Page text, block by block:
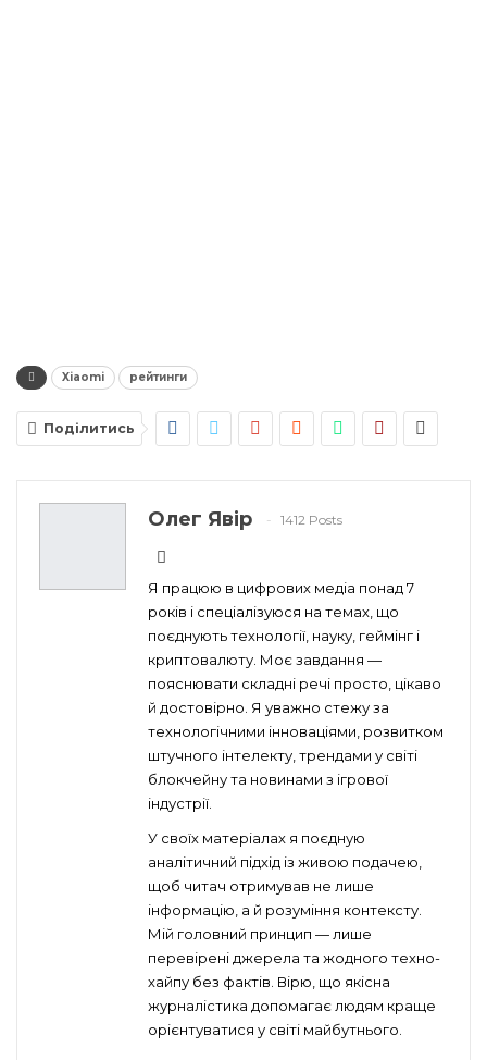
Xiaomi рейтинги
Поділитись
Олег Явір 1412 Posts
Я працюю в цифрових медіа понад 7
років і спеціалізуюся на темах, що
поєднують технології, науку, геймінг і
криптовалюту. Моє завдання —
пояснювати складні речі просто, цікаво
й достовірно. Я уважно стежу за
технологічними інноваціями, розвитком
штучного інтелекту, трендами у світі
блокчейну та новинами з ігрової
індустрії.
У своїх матеріалах я поєдную
аналітичний підхід із живою подачею,
щоб читач отримував не лише
інформацію, а й розуміння контексту.
Мій головний принцип — лише
перевірені джерела та жодного техно-
хайпу без фактів. Вірю, що якісна
журналістика допомагає людям краще
орієнтуватися у світі майбутнього.